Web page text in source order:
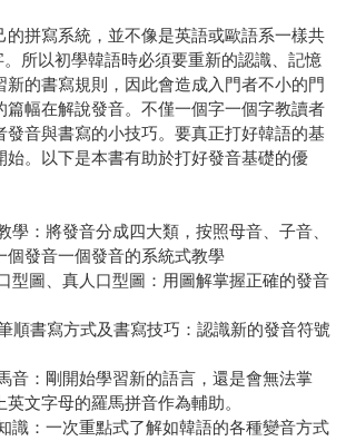
的拼寫系統，並不像是英語或歐語系一樣共
所以初學韓語時必須要重新的認識、記憶
新的書寫規則，因此會造成入門者不小的門
篇幅在解說發音。不僅一個字一個字教讀者
發音與書寫的小技巧。要真正打好韓語的基
始。以下是本書有助於打好發音基礎的優
：將發音分成四大類，按照母音、子音、
個發音一個發音的系統式教學
型圖、真人口型圖：用圖解掌握正確的發音
順書寫方式及書寫技巧：認識新的發音符號
音：剛開始學習新的語言，還是會無法掌
文字母的羅馬拼音作為輔助。
識：一次重點式了解如韓語的各種變音方式